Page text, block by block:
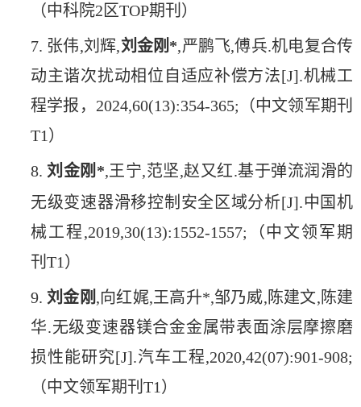
（中科院2区TOP期刊）
7. 张伟,刘辉,刘金刚*,严鹏飞,傅兵.机电复合传
动主谐次扰动相位自适应补偿方法[J].机械工
程学报，2024,60(13):354-365;（中文领军期刊
T1）
8. 刘金刚*,王宁,范坚,赵又红.基于弹流润滑的
无级变速器滑移控制安全区域分析[J].中国机
械工程,2019,30(13):1552-1557;（中文领军期
刊T1）
9. 刘金刚 ,向红娓,王高升*,邹乃威,陈建文,陈建
华.无级变速器镁合金金属带表面涂层摩擦磨
损性能研究[J].汽车工程,2020,42(07):901-908;
（中文领军期刊T1）